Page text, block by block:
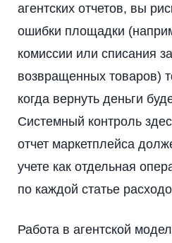
агентских отчетов, вы
ошибки площадки
комиссии или списания
возвращенных товаров)
когда вернуть деньги
Системный контроль
отчет маркетплейса
учете как отдельная
по каждой статье
Работа в агентской